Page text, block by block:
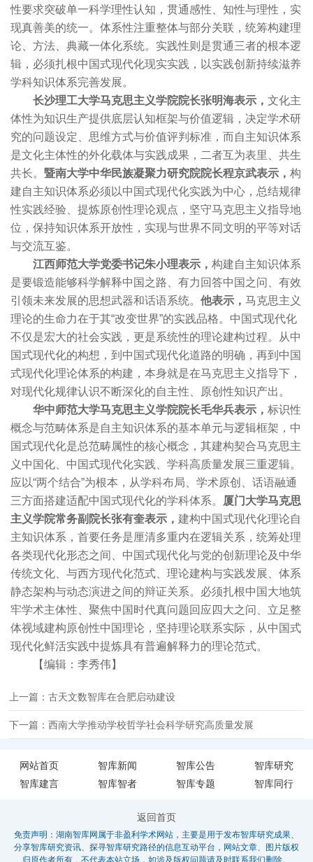
性要求突破单一科学理性认知，贯通感性、知性与理性，实
现真善美的统一。体系性注重整体与部分关联，统筹构建理
论、方法、典藏一体化系统。实践性则是贯通三者的根本逻
辑，必须扎根中国式现代化现实实践，以实践创新持续滋养
学科知识体系完善发展。
长沙理工大学马克思主义学院院长张明海表示， 文化主
体性为知识生产提供底层认知框架与价值逻辑，决定学术研
究的问题设定、思维方式与价值评判标准，而自主知识体系
是文化主体性的外化载体与实践成果，二者互为表里、共生
共长。 暨南大学中华民族凝聚力研究院院长程京武表示， 构
建自主知识体系必须以中国式现代化实践为中心，总结规律
性实践经验、提炼原创性理论观点，坚守马克思主义指导地
位，保持知识体系开放性，实现与世界不同文明的平等对话
与交流互鉴。
江西师范大学党委书记朱小理表示， 构建自主知识体系
是要锻造能够科学解释中国之路、有力回答中国之问、有效
引领未来发展的思想武器和话语系统。 他表示， 马克思主义
理论的生命力在于其“改变世界”的实践品格。中国式现代化
不仅是宏大的社会实践，更是系统性的理论建构过程。从中
国式现代化的构想，到中国式现代化道路的明确，再到中国
式现代化理论体系的构建，本身就是在马克思主义指导下，
对现代化规律认识不断深化的自主性、原创性知识产出。
华中师范大学马克思主义学院院长毛华兵表示， 标识性
概念与范畴体系是自主知识体系的基本单元与逻辑框架，中
国式现代化是总范畴属性的核心概念，其建构契合马克思主
义中国化、中国式现代化实践、学科高质量发展三重逻辑。
应以“两个结合”为根本，从学科布局、学术原创、话语融通
三方面搭建适配中国式现代化的学科体系。
厦门大学马克思
主义学院常务副院长张有奎表示， 建构中国式现代化理论自
主知识体系，首要任务是厘清多重内在逻辑关系，统筹处理
各类现代化形态之间、中国式现代化与党的创新理论及中华
传统文化、与西方现代化范式、理论建构与实践发展、体系
静态架构与动态演进之间的辩证关系。必须扎根中国大地筑
牢学术主体性、聚焦中国时代真问题回应四大之问、立足整
体视域建构原创性中国理论，坚持理论联系实际，从中国式
现代化鲜活实践中提炼具有普遍解释力的理论范式。
【编辑：李秀伟】
上一篇：古天文数智库在合肥启动建设
下一篇：西南大学推动学校哲学社会科学研究高质量发展
网站首页 智库新闻 智库公告
智库研究
智库建言
智库智者 智库专题 智库同行
返回首页
免责声明：湖南智库网属于非盈利学术网站，主要是用于发布智库研究成果、
分享智库研究资讯、探寻智库研究路径的信息互动平台，网站文章、图片版权
归原作者所有，不代表本站立场，如涉及版权问题请及时联系我们删除。